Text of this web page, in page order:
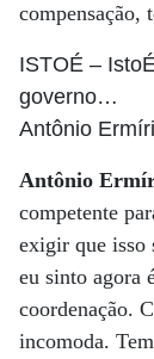
compensação,
ISTOÉ –
governo…
Antônio
Antônio
competente
exigir que isso
eu sinto agora
coordenação.
incomoda.